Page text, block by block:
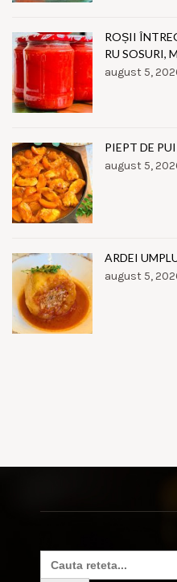
ROȘII
RU SOSURI,
august 5,
PIEPT DE
august 5,
ARDEI
august 5,
Search
for: